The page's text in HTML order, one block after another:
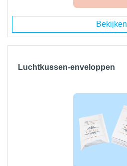
Bekijken
Luchtkussen-enveloppen